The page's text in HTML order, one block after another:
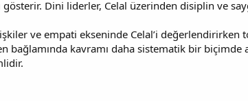
gösterir. Dini liderler, Celal üzerinden disiplin ve
ve empati ekseninde Celal’i
bağlamında kavramı daha sistematik bir